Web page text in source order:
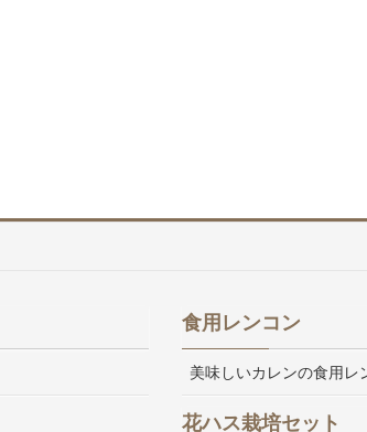
食用レンコン
美味しいカレンの食用レ
花ハス栽培セット